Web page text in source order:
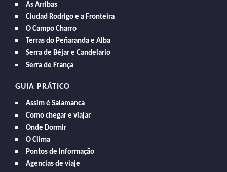
As Arribas
Ciudad Rodrigo e a Fronteira
O Campo Charro
Terras do Peñaranda e Alba
Serra de Béjar e Candelario
Serra de França
GUIA PRÁTICO
Assim é Salamanca
Como chegar e viajar
Onde Dormir
O Clima
Pontos de Informação
Agencias de viaje